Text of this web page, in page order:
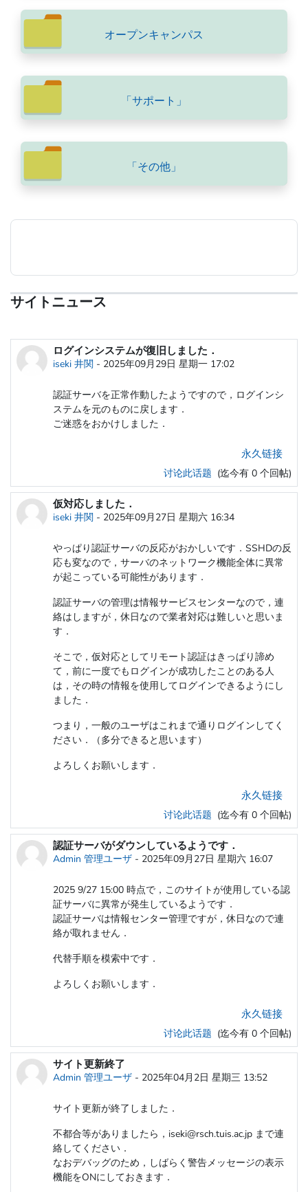
オープンキャンパス
「サポート」
「その他」
サイトニュース
ログインシステムが復旧しました．
iseki 井関 - 2025年09月29日 星期一 17:02
認証サーバを正常作動したようですので，ログインシ
ステムを元のものに戻します．
ご迷惑をおかけしました．
永久链接
讨论此话题 (迄今有 0 个回帖)
仮対応しました．
iseki 井関 - 2025年09月27日 星期六 16:34
やっぱり認証サーバの反応がおかしいです．SSHDの反
応も変なので，サーバのネットワーク機能全体に異常
が起こっている可能性があります．
認証サーバの管理は情報サービスセンターなので，連
絡はしますが，休日なので業者対応は難しいと思いま
す．
そこで，仮対応としてリモート認証はきっぱり諦め
て，前に一度でもログインが成功したことのある人
は，その時の情報を使用してログインできるようにし
ました．
つまり，一般のユーザはこれまで通りログインしてく
ださい．（多分できると思います）
よろしくお願いします．
永久链接
讨论此话题 (迄今有 0 个回帖)
認証サーバがダウンしているようです．
Admin 管理ユーザ - 2025年09月27日 星期六 16:07
2025 9/27 15:00 時点で，このサイトが使用している認
証サーバに異常が発生しているようです．
認証サーバは情報センター管理ですが，休日なので連
絡が取れません．
代替手順を模索中です．
よろしくお願いします．
永久链接
讨论此话题 (迄今有 0 个回帖)
サイト更新終了
Admin 管理ユーザ - 2025年04月2日 星期三 13:52
サイト更新が終了しました．
不都合等がありましたら，iseki@rsch.tuis.ac.jp まで連
絡してください．
なおデバッグのため，しばらく警告メッセージの表示
機能をONにしておきます．